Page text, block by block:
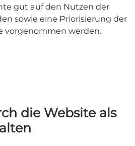
gut auf den Nutzen der
sowie eine Priorisierung der
vorgenommen werden.
die Website als